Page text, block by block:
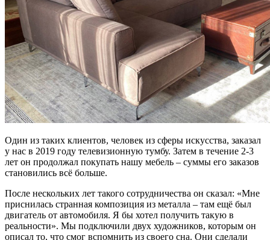
Один из таких клиентов, человек из сферы искусства, заказал
у нас в 2019 году телевизионную тумбу. Затем в течение 2-3
лет он продолжал покупать нашу мебель – суммы его заказов
становились всё больше.
После нескольких лет такого сотрудничества он сказал: «Мне
приснилась странная композиция из металла – там ещё был
двигатель от автомобиля. Я бы хотел получить такую в
реальности». Мы подключили двух художников, которым он
описал то, что смог вспомнить из своего сна. Они сделали